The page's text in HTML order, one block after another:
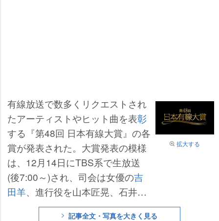
拡大する
有線放送で数多くリクエストされ
たアーティストやヒット曲を表彰
する『第48回 日本有線大賞』の各
賞が発表された。大賞発表の模様
は、12月14日にTBS系で生放送
(後7:00～)され、司会は女優の吉
田羊、進行役を山本匠晃、石井大
裕アナウンサーが務める。
記事全文・写真を大きく見る